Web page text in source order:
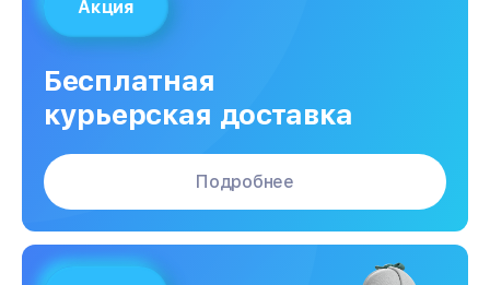
Акция
Бесплатная
курьерская доставка
Подробнее